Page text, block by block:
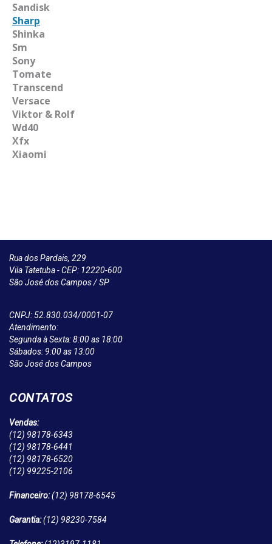
Sandisk
Sharp
Shinka
Sm
Sony
Tomate
Transcend
Versace
Viktor & Rolf
Wd40
Xfx
Xiaomi
Rua dos Pardais, 229
Vila Tatetuba - CEP: 12220-600
São José dos Campos / SP
CNPJ: 52.830.034/0001-07
Atendimento:
Segunda à Sexta: 8:00 as 18:00
Sábados: 9:00 as 13:00
São José dos Campos
CONTATOS
Vendas:
(12) 98178-6343
(12) 98178-6441
(12) 98178-6520
(12) 99225-2106
Financeiro:(12) 98178-6545
Garantia:(12) 98230-7584